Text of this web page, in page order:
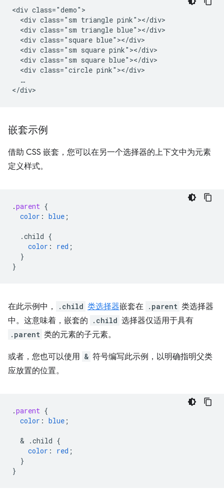
<div class="demo">
  <div class="sm triangle pink"></div>
  <div class="sm triangle blue"></div>
  <div class="square blue"></div>
  <div class="sm square pink"></div>
  <div class="sm square blue"></div>
  <div class="circle pink"></div>
  …
嵌套示例
借助 CSS 嵌套，您可以在另一个选择器的上下文中为元素
定义样式。
.parent {
color : blue ;
.child {
color : red ;
}
}
在此示例中， .child 类选择器嵌套在 .parent 类选择器
中。这意味着，嵌套的
.child 选择器仅适用于具有
.parent 类的元素的子元素。
或者，您也可以使用 & 符号编写此示例，以明确指明父类
应放置的位置。
.parent {
color : blue ;
  &
.child {
color : red ;
}
}